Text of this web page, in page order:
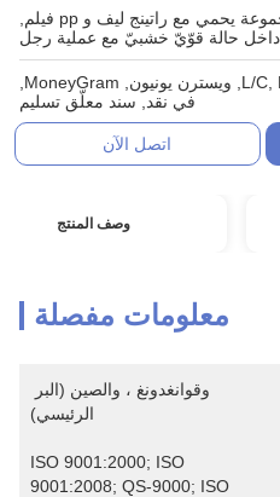
ach وضع مجموعة يحمي مع راتينج ليف و pp فيلم,
داخل حالة قوّيّ خشبيّ مع عملية رجل
في نقد, سند معلّق تسليم
اتصل الآن
وصف المنتج
معلومات مفصلة
الرئيسي)
ISO 9001:2000; ISO
9001:2008; QS-9000; ISO